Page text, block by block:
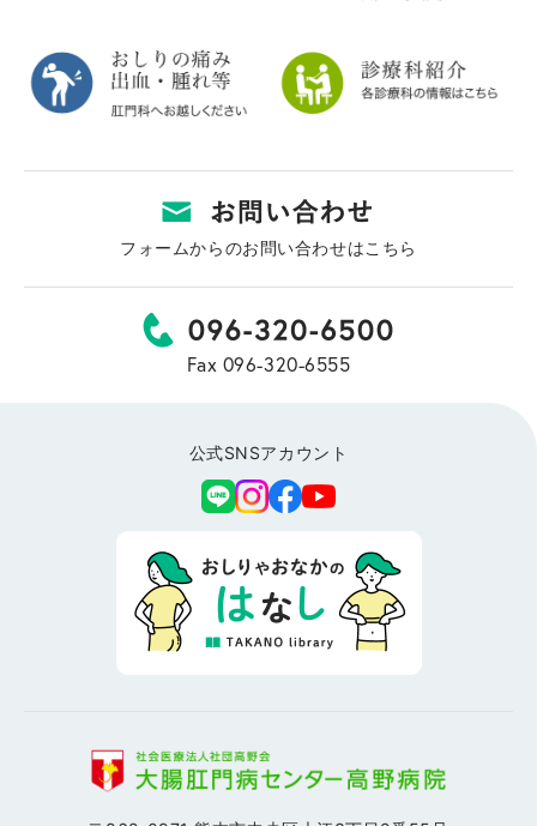
フォームからのお問い合わせはこちら
Fax 096-320-6555
公式SNSアカウント